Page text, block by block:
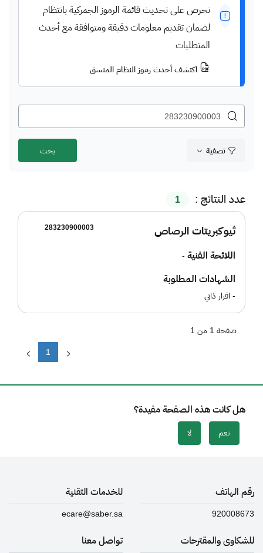
نحرص على تحديث قائمة الرموز الجمركية بانتظام
لضمان تقديم معلومات دقيقة ومتوافقة مع أحدث
المتطلبات
اكتشف أحدث رموز النظام المنسق
تصفية
عدد النتائج : 1
283230900003 ثيوكبريتات الرصاص
اللائحة الفنية -
الشهادات المطلوبة
- اقرار ذاتي
1
صفحة 1 من 1
هل كانت هذه الصفحة مفيدة؟
نعم لا
رقم الهاتف
920008673
للخدمات التقنية
ecare@saber.sa
للشكاوى والمقترحات تواصل معنا